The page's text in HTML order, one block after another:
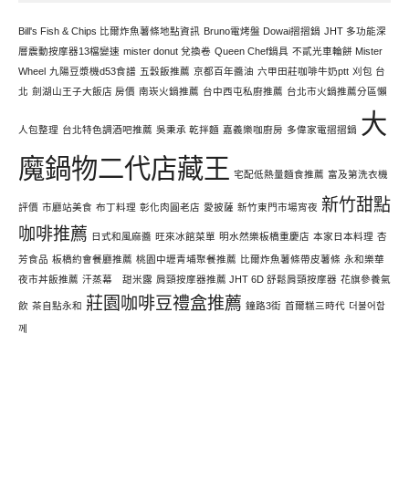
Bill's Fish & Chips 比爾炸魚薯條地點資訊 Bruno電烤盤 Dowai摺摺鍋 JHT 多功能深
層震動按摩器13檔變速 mister donut 兌換卷 Queen Chef鍋具 不貳光車輪餅 Mister
Wheel 九陽豆漿機d53食譜 五穀飯推薦 京都百年醬油 六甲田莊咖啡牛奶ptt 刈包 台
北 劍湖山王子大飯店 房價 南崁火鍋推薦 台中西屯私廚推薦 台北市火鍋推薦分區懶
人包整理 台北特色調酒吧推薦 吳秉承 乾拌麵 嘉義樂咖廚房 多偉家電摺摺鍋 大
魔鍋物二代店藏王 宅配低熱量麵食推薦 富及第洗衣機
評價 市廳站美食 布丁料理 彰化肉圓老店 愛披薩 新竹東門市場宵夜 新竹甜點
咖啡推薦 日式和風麻醬 旺來冰館菜單 明水然樂板橋重慶店 本家日本料理 杏
芳食品 板橋約會餐廳推薦 桃園中壢青埔聚餐推薦 比爾炸魚薯條帶皮薯條 永和樂華
夜市丼飯推薦 汗蒸幕 甜米露 肩頸按摩器推薦 JHT 6D 舒鬆肩頸按摩器 花旗參養氣
飲 茶自點永和 莊園咖啡豆禮盒推薦 鐘路3街 首爾糕三時代 더불어함
께